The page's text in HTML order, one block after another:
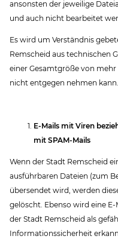
ansonsten der jeweilige
und auch nicht bearbeitet
Es wird um Verständnis
Remscheid aus technischen
einer Gesamtgröße von
nicht entgegen nehmen kann.
E-Mails mit Viren
mit SPAM-Mails
Wenn der Stadt Remscheid
ausführbaren Dateien (zum
übersendet wird, werden
gelöscht. Ebenso wird eine
der Stadt Remscheid als
Informationssicherheit